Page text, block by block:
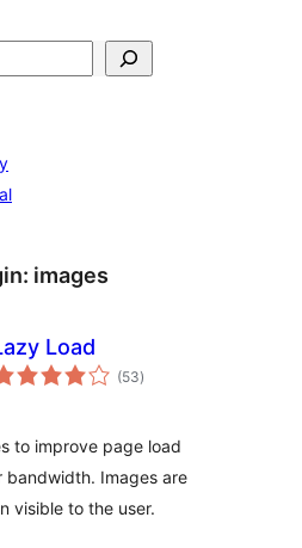
images
Load
(53tổng
đánh
)
to improve page load
bandwidth. Images are
visible to the user.